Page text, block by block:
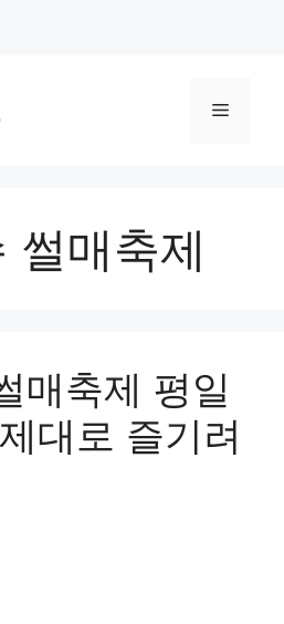
메
썰매축제
매축제 평일
대로 즐기려